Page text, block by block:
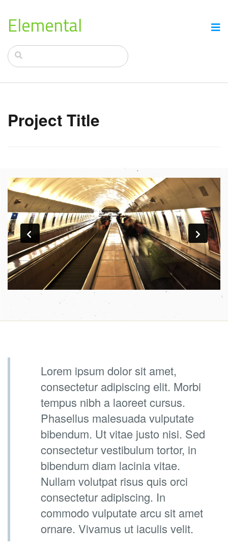
Elemental
Project Title
Lorem ipsum dolor sit amet,
consectetur adipiscing elit. Morbi
tempus nibh a laoreet cursus.
Phasellus malesuada vulputate
bibendum. Ut vitae justo nisi. Sed
consectetur vestibulum tortor, in
bibendum diam lacinia vitae.
Nullam volutpat risus quis orci
consectetur adipiscing. In
commodo vulputate arcu sit amet
ornare. Vivamus ut iaculis velit.